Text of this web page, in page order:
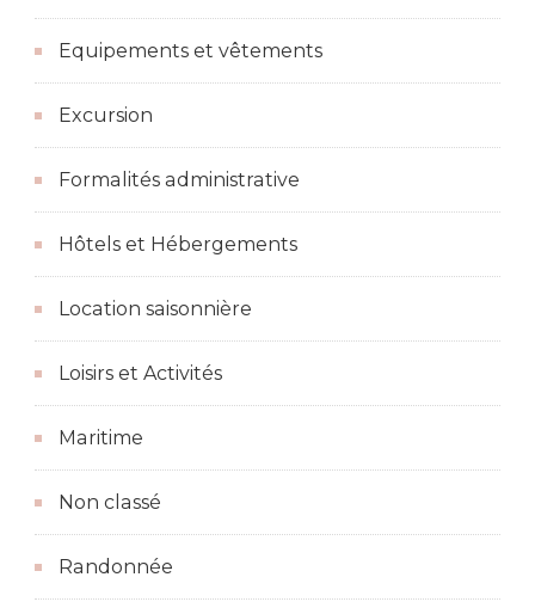
Equipements et vêtements
Excursion
Formalités administrative
Hôtels et Hébergements
Location saisonnière
Loisirs et Activités
Maritime
Non classé
Randonnée